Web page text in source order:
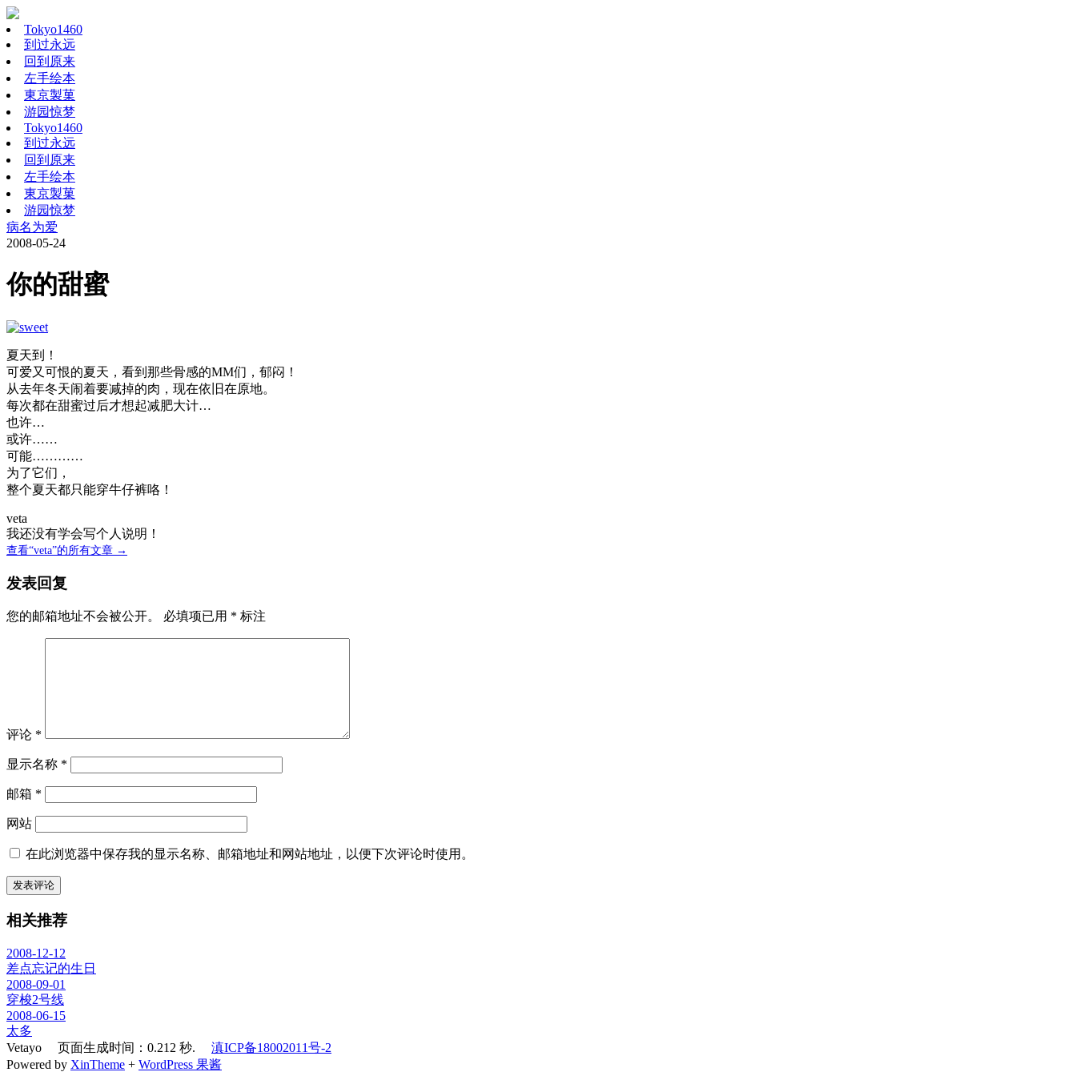
Tokyo1460
到过永远
回到原来
左手绘本
東京製菓
游园惊梦
Tokyo1460
到过永远
回到原来
左手绘本
東京製菓
游园惊梦
病名为爱
2008-05-24
你的甜蜜
夏天到！
可爱又可恨的夏天，看到那些骨感的MM们，郁闷！
从去年冬天闹着要减掉的肉，现在依旧在原地。
每次都在甜蜜过后才想起减肥大计…
也许…
或许……
可能…………
为了它们，
整个夏天都只能穿牛仔裤咯！
veta
我还没有学会写个人说明！
查看“veta”的所有文章 →
发表回复
您的邮箱地址不会被公开。 必填项已用 * 标注
评论 *
显示名称 *
邮箱 *
网站
在此浏览器中保存我的显示名称、邮箱地址和网站地址，以便下次评论时使用。
相关推荐
2008-12-12
差点忘记的生日
2008-09-01
穿梭2号线
2008-06-15
太多
Vetayo 页面生成时间：0.212 秒. 滇ICP备18002011号-2
Powered by XinTheme + WordPress 果酱